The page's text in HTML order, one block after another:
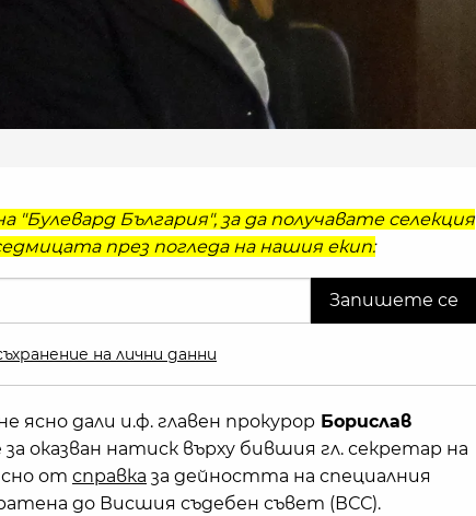
България", за да получавате селекция
през погледа на нашия екип:
на лични данни
ясно дали и.ф. главен прокурор Борислав
оказван натиск върху бившия гл. секретар на
от справка за дейността на специалния
до Висшия съдебен съвет (ВСС).